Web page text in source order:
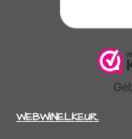
WEBWINELKEUR.